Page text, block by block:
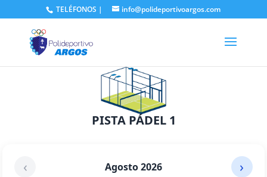
TELÉFONOS | info@polideportivoargos.com
PISTA PÁDEL 1
‹ Agosto 2026 ›